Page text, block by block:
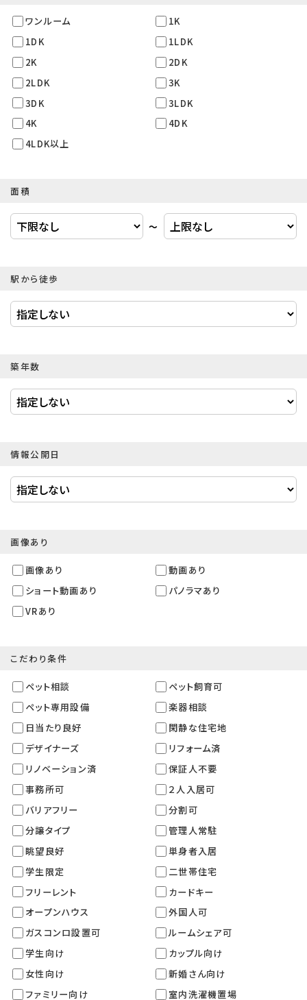
ワンルーム
1K
1DK
1LDK
2K
2DK
2LDK
3K
3DK
3LDK
4K
4DK
4LDK以上
面積
〜
駅から徒歩
築年数
情報公開日
画像あり
画像あり
動画あり
ショート動画あり
パノラマあり
VRあり
こだわり条件
ペット相談
ペット飼育可
ペット専用設備
楽器相談
日当たり良好
閑静な住宅地
デザイナーズ
リフォーム済
リノベーション済
保証人不要
事務所可
２人入居可
バリアフリー
分割可
分譲タイプ
管理人常駐
眺望良好
単身者入居
学生限定
二世帯住宅
フリーレント
カードキー
オープンハウス
外国人可
ガスコンロ設置可
ルームシェア可
学生向け
カップル向け
女性向け
新婚さん向け
ファミリー向け
室内洗濯機置場